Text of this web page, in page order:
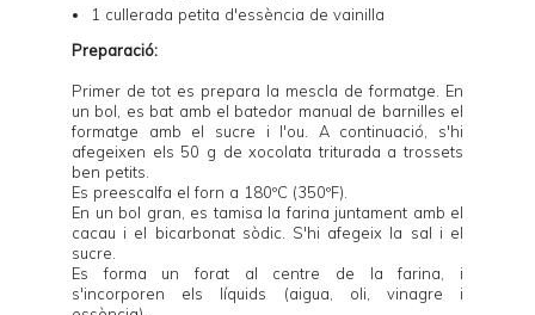
1 cullerada petita d'essència de vainilla
Preparació:
Primer de tot es prepara la mescla de formatge. En
un bol, es bat amb el batedor manual de barnilles el
formatge amb el sucre i l'ou. A continuació, s'hi
afegeixen els 50 g de xocolata triturada a trossets
ben petits.
Es preescalfa el forn a 180ºC (350ºF).
En un bol gran, es tamisa la farina juntament amb el
cacau i el bicarbonat sòdic. S'hi afegeix la sal i el
sucre.
Es forma un forat al centre de la farina, i
s'incorporen els líquids (aigua, oli, vinagre i